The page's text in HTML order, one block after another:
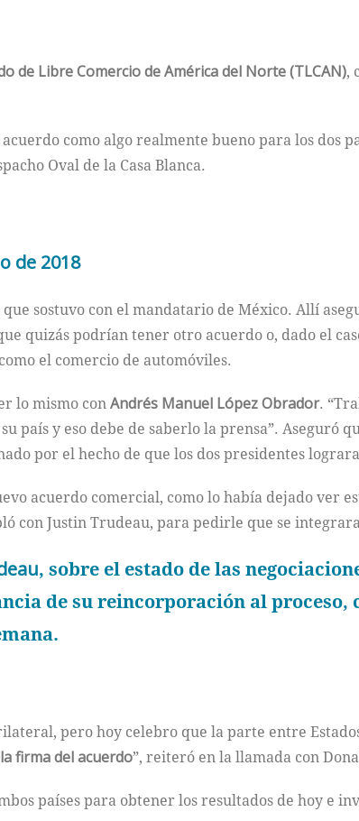
de Libre Comercio de América del Norte (TLCAN),
como algo realmente bueno para los dos
Oval de la Casa Blanca.
de 2018
que sostuvo con el mandatario de México. Allí
quizás podrían tener otro acuerdo o, dado el
el comercio de automóviles.
lo mismo conAndrés Manuel López Obrador.
y eso debe de saberlo la prensa”. Aseguró
por el hecho de que los dos presidentes
acuerdo comercial, como lo había dejado ver
con Justin Trudeau, para pedirle que se
, sobre el estado de las
de su reincorporación al
pero hoy celebro que la parte entre
firma del acuerdo”, reiteró en la llamada con
países para obtener los resultados de hoy e